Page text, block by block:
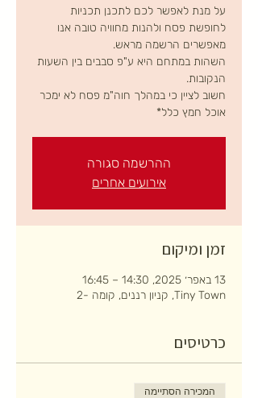
על מנת לאפשר לכם לתכנן תכניות
לחופשת פסח ולהנות מחוויה טובה אנו
השהות במתחם היא ע"פ סבבים בין השעות
חשוב לציין כי במהלך חוה"מ פסח לא ימכר
אוכל חמץ כלל*
ההרשמה סגורה
אירועים אחרים
זמן ומיקום
13 באפר׳ 2025, 14:30 – 16:45
Tiny Town, קניון רננים, קומה -2
כרטיסים
המכירה הסתיימה